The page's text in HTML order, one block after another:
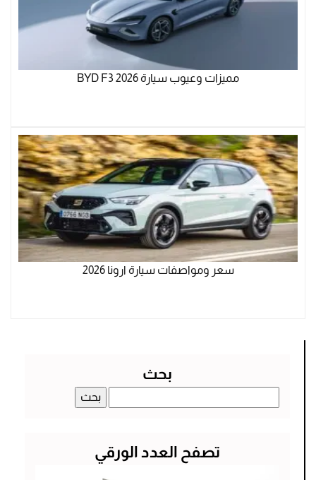
مميزات وعيوب سيارة BYD F3 2026
سعر ومواصفات سيارة ارونا 2026
بحث
عن:
تصفح العدد الورقي